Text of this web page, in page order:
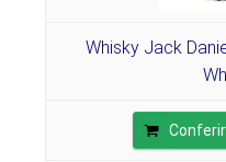
Whisky Jack
Conferir